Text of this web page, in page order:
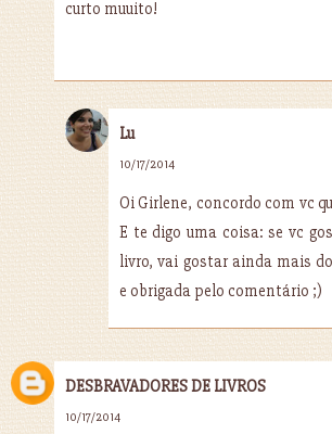
curto muuito!
Lu
10/17/2014
Oi Girlene, concordo com vc
E te digo uma coisa: se vc
livro, vai gostar ainda mais do
e obrigada pelo comentário ;)
DESBRAVADORES DE LIVROS
10/17/2014